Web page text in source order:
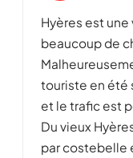
Hyères est
beaucoup de
touriste en été
et le trafic est
Du vieux
par costebelle